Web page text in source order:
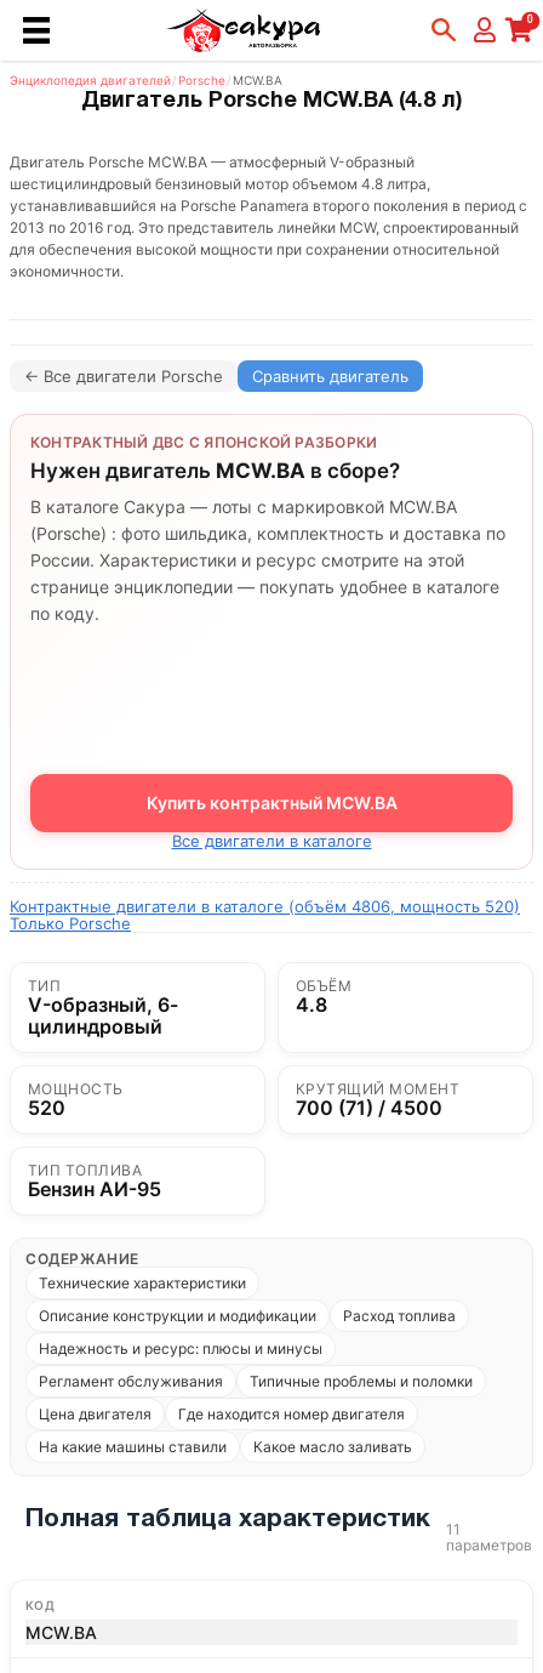
0
Энциклопедия двигателей/ Porsche/ MCW.BA
Двигатель Porsche MCW.BA (4.8 л)
Двигатель Porsche MCW.BA — атмосферный V-образный
шестицилиндровый бензиновый мотор объемом 4.8 литра,
устанавливавшийся на Porsche Panamera второго поколения в период с
2013 по 2016 год. Это представитель линейки MCW, спроектированный
для обеспечения высокой мощности при сохранении относительной
экономичности.
← Все двигатели Porsche Сравнить двигатель
КОНТРАКТНЫЙ ДВС С ЯПОНСКОЙ РАЗБОРКИ
Нужен двигатель MCW.BA в сборе?
В каталоге Сакура — лоты с маркировкой MCW.BA
(Porsche) : фото шильдика, комплектность и доставка по
России. Характеристики и ресурс смотрите на этой
странице энциклопедии — покупать удобнее в каталоге
по коду.
Купить контрактный MCW.BA
Все двигатели в каталоге
Контрактные двигатели в каталоге (объём 4806, мощность 520)
Только Porsche
ТИП
V-образный, 6-
цилиндровый
ОБЪЁМ
4.8
МОЩНОСТЬ
520
КРУТЯЩИЙ МОМЕНТ
700 (71) / 4500
ТИП ТОПЛИВА
Бензин АИ-95
СОДЕРЖАНИЕ
Технические характеристики
Описание конструкции и модификации
Расход топлива
Надежность и ресурс: плюсы и минусы
Регламент обслуживания
Типичные проблемы и поломки
Цена двигателя
Где находится номер двигателя
На какие машины ставили
Какое масло заливать
Полная таблица характеристик
11
параметров
КОД
MCW.BA